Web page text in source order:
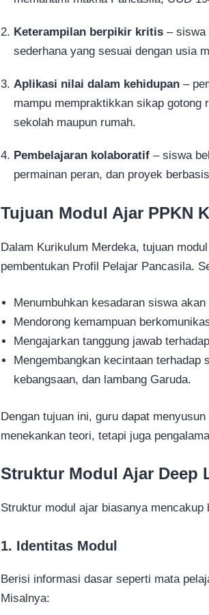
Keterampilan berpikir kritis – siswa
sederhana yang sesuai dengan usia
Aplikasi nilai dalam kehidupan –
mampu mempraktikkan sikap gotong
sekolah maupun rumah.
Pembelajaran kolaboratif – siswa
permainan peran, dan proyek
Tujuan Modul Ajar PPKN
Dalam Kurikulum Merdeka, tujuan
pembentukan Profil Pelajar Pancasila.
Menumbuhkan kesadaran siswa
Mendorong kemampuan
Mengajarkan tanggung jawab
Mengembangkan kecintaan terhadap
kebangsaan, dan lambang Garuda.
Dengan tujuan ini, guru dapat
menekankan teori, tetapi juga
Struktur Modul Ajar Deep
Struktur modul ajar biasanya mencakup
1. Identitas Modul
Berisi informasi dasar seperti mata
Misalnya: